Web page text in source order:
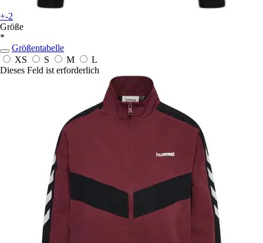
+-2
Größe
*
Größentabelle
XS
S M
L
Dieses Feld ist erforderlich